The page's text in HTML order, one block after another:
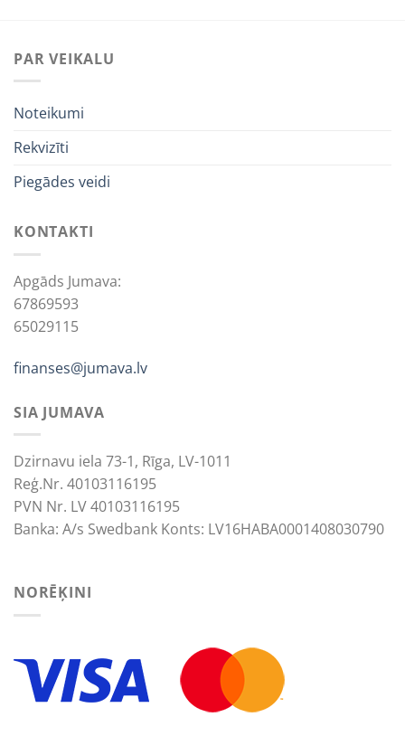
PAR VEIKALU
Noteikumi
Rekvizīti
Piegādes veidi
KONTAKTI
Apgāds Jumava:
67869593
65029115
finanses@jumava.lv
SIA JUMAVA
Dzirnavu iela 73-1, Rīga, LV-1011
Reģ.Nr. 40103116195
PVN Nr. LV 40103116195
Banka: A/s Swedbank Konts: LV16HABA0001408030790
NORĒĶINI